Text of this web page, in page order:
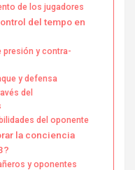
de los jugadores
del tempo en
presión y contra-
y defensa
del
del oponente
la conciencia
y oponentes